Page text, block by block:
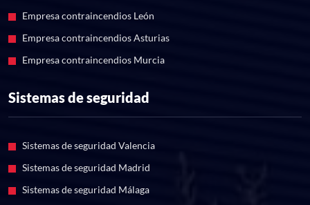
Empresa contraincendios León
Empresa contraincendios Asturias
Empresa contraincendios Murcia
Sistemas de seguridad
Sistemas de seguridad Valencia
Sistemas de seguridad Madrid
Sistemas de seguridad Málaga